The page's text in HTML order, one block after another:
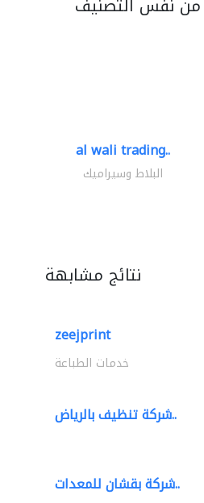
al wali trading..
البلاط وسيراميك
نتائج مشابهة
zeejprint
خدمات الطباعة
شركة تنظيف بالرياض..
شركة بقشان للمعدات..